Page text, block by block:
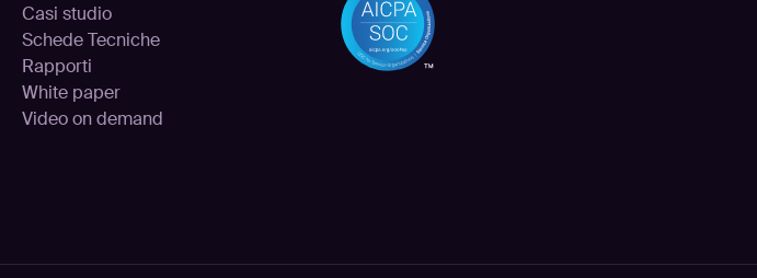
Casi studio
Schede Tecniche
Rapporti
White paper
Video on demand